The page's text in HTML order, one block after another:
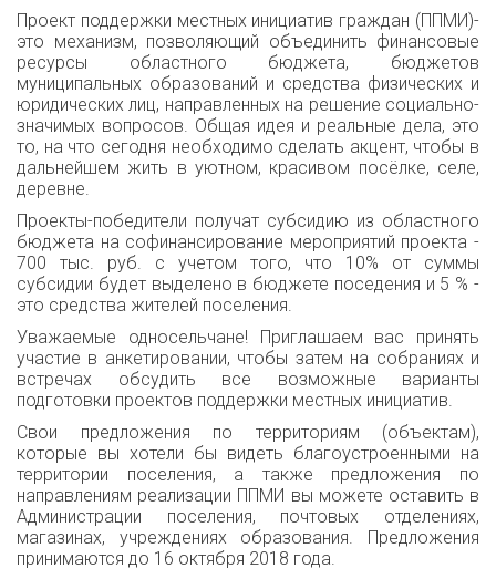
Проект поддержки местных инициатив граждан (ППМИ)-
это механизм, позволяющий объединить финансовые
ресурсы областного бюджета, бюджетов
муниципальных образований и средства физических и
юридических лиц, направленных на решение социально-
значимых вопросов. Общая идея и реальные дела, это
то, на что сегодня необходимо сделать акцент, чтобы в
дальнейшем жить в уютном, красивом посёлке, селе,
деревне.
Проекты-победители получат субсидию из областного
бюджета на софинансирование мероприятий проекта -
700 тыс. руб. с учетом того, что 10% от суммы
субсидии будет выделено в бюджете поседения и 5 % -
это средства жителей поселения.
Уважаемые односельчане! Приглашаем вас принять
участие в анкетировании, чтобы затем на собраниях и
встречах обсудить все возможные варианты
подготовки проектов поддержки местных инициатив.
Свои предложения по территориям (объектам),
которые вы хотели бы видеть благоустроенными на
территории поселения, а также предложения по
направлениям реализации ППМИ вы можете оставить в
Администрации поселения, почтовых отделениях,
магазинах, учреждениях образования. Предложения
принимаются до 16 октября 2018 года.